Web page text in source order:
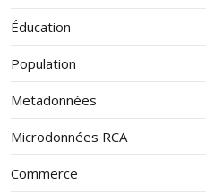
Éducation
Population
Metadonnées
Microdonnées RCA
Commerce